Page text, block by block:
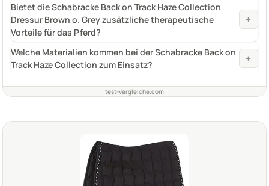
Bietet die Schabracke Back on Track Haze Collection
Dressur Brown o. Grey zusätzliche therapeutische
Vorteile für das Pferd?
+
Welche Materialien kommen bei der Schabracke Back on
Track Haze Collection zum Einsatz?
+
test-vergleiche.com